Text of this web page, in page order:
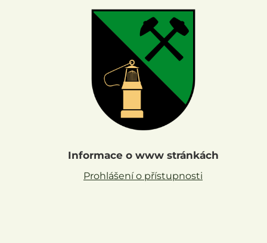
Informace o www stránkách
Prohlášení o přístupnosti